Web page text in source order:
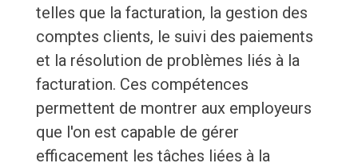
telles que la facturation, la gestion des
comptes clients, le suivi des paiements
et la résolution de problèmes liés à la
facturation. Ces compétences
permettent de montrer aux employeurs
que l'on est capable de gérer
efficacement les tâches liées à la